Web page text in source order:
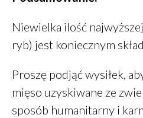
Niewielka ilość
ryb) jest koniecznym
Proszę podjąć wysiłek,
mięso uzyskiwane ze
sposób humanitarny i